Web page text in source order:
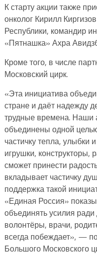
К старту акции также
онколог Кирилл
Республики, командир
«Пятнашка» Ахра
Кроме того, в числе
Московский цирк.
«Эта инициатива
стране и даёт надежду
трудные времена. Наши
объединены одной
частичку тепла,
игрушки,
сможет принести
вкладывает частичку
поддержка такой
«Единая Россия»
объединять усилия
волонтёры, врачи,
всегда побеждает», —
Большого Московского